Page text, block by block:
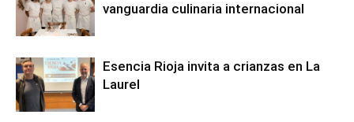
vanguardia culinaria internacional
Esencia Rioja invita a crianzas en La
Laurel